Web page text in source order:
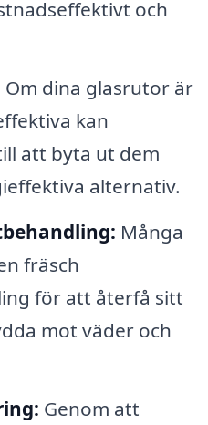
och
Om dina glasrutor är
kan
att byta ut dem
alternativ.
Många
fräsch
för att återfå sitt
mot väder och
Genom att